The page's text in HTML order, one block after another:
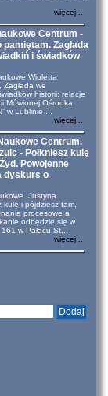
więcej...
Centrum -
Zagłada
i świadków
Wioletta
Zagłada we
historii: relacje
Mówionej Ośrodka
w Lublinie ...
więcej...
Centrum.
- Połkniesz kulę
Powojenne
dyskurs o
Justyna
kulę i pójdziesz tam,
procesowe a
odbędzie się w
w Pałacu St...
więcej...